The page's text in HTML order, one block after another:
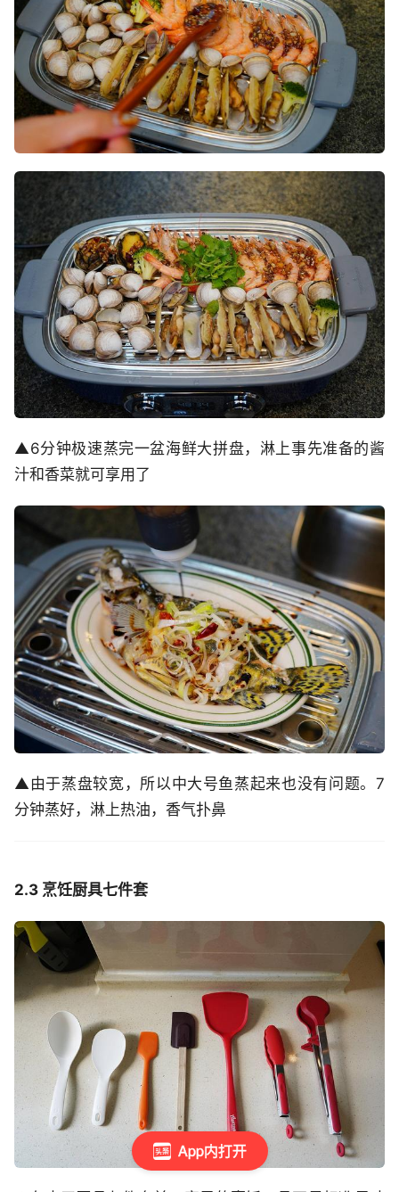
App内打开
▲6分钟极速蒸完一盆海鲜大拼盘，淋上事先准备的酱
汁和香菜就可享用了
▲由于蒸盘较宽，所以中大号鱼蒸起来也没有问题。7
分钟蒸好，淋上热油，香气扑鼻
2.3 烹饪厨具七件套